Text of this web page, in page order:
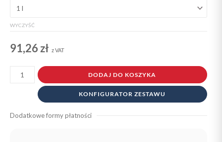
WYCZYŚĆ
91,26zł z VAT
DODAJ DO KOSZYKA
KONFIGURATOR ZESTAWU
Dodatkowe formy płatności